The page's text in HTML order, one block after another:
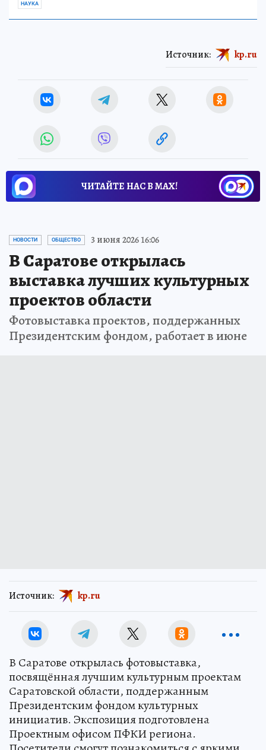
НАУКА
Источник: kp.ru
ЧИТАЙТЕ НАС В МАХ!
НОВОСТИ ОБЩЕСТВО 3 июня 2026 16:06
В Саратове открылась
выставка лучших культурных
проектов области
Фотовыставка проектов, поддержанных
Президентским фондом, работает в июне
Источник: kp.ru
В Саратове открылась фотовыставка,
посвящённая лучшим культурным проектам
Саратовской области, поддержанным
Президентским фондом культурных
инициатив. Экспозиция подготовлена
Проектным офисом ПФКИ региона.